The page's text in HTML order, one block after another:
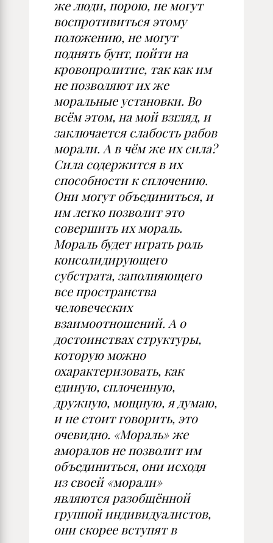
же люди, порою, не могут
воспротивиться этому
положению, не могут
поднять бунт, пойти на
кровопролитие, так как им
не позволяют их же
моральные установки. Во
всём этом, на мой взгляд, и
заключается слабость рабов
морали. А в чём же их сила?
Сила содержится в их
способности к сплочению.
Они могут объединиться, и
им легко позволит это
совершить их мораль.
Мораль будет играть роль
консолидирующего
субстрата, заполняющего
все пространства
человеческих
взаимоотношений. А о
достоинствах структуры,
которую можно
охарактеризовать, как
единую, сплоченную,
дружную, мощную, я думаю,
и не стоит говорить, это
очевидно. «Мораль» же
аморалов не позволит им
объединиться, они исходя
из своей «морали»
являются разобщённой
группой индивидуалистов,
они скорее вступят в